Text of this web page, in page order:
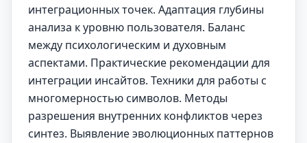
интеграционных точек. Адаптация глубины
анализа к уровню пользователя. Баланс
между психологическим и духовным
аспектами. Практические рекомендации для
интеграции инсайтов. Техники для работы с
многомерностью символов. Методы
разрешения внутренних конфликтов через
синтез. Выявление эволюционных паттернов